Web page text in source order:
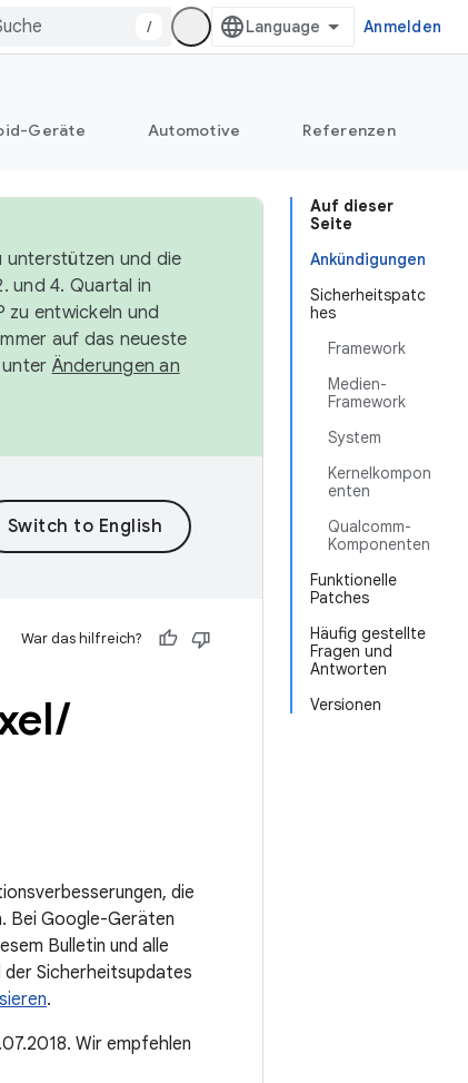
/ Anmelden
Geräte Automotive Referenzen
Auf dieser
Seite
Ankündigungen
Sicherheitspatc
hes
Framework
Medien-
Framework
System
Kernelkompon
enten
Qualcomm-
Komponenten
Funktionelle
Patches
Häufig gestellte
Fragen und
Antworten
Versionen
unterstützen und die
und 4. Quartal in
zu entwickeln und
auf das neueste
Änderungen an
War das hilfreich?
/
die
Bei Google-Geräten
Bulletin und alle
der Sicherheitsupdates
.
Wir empfehlen